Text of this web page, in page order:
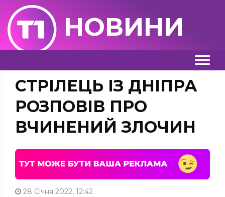
НОВИНИ
СТРІЛЕЦЬ ІЗ ДНІПРА
РОЗПОВІВ ПРО
ВЧИНЕНИЙ ЗЛОЧИН
28 Січня 2022, 12:42